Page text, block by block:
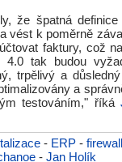
že špatná definice
vést k poměrně
faktury, což
tak budou
trpělivý a
a
testováním," říká
- ERP - firewall
- Jan Holík